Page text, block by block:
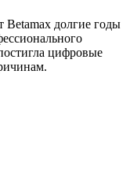
Betamax долгие годы
цифровые